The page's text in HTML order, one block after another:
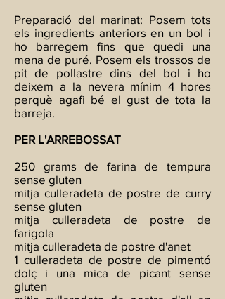
Preparació del marinat: Posem tots
els ingredients anteriors en un bol i
ho barregem fins que quedi una
mena de puré. Posem els trossos de
pit de pollastre dins del bol i ho
deixem a la nevera mínim 4 hores
perquè agafi bé el gust de tota la
barreja.
PER L'ARREBOSSAT
250 grams de farina de tempura
sense gluten
mitja culleradeta de postre de curry
sense gluten
mitja culleradeta de postre de
farigola
mitja culleradeta de postre d'anet
1 culleradeta de postre de pimentó
dolç i una mica de picant sense
gluten